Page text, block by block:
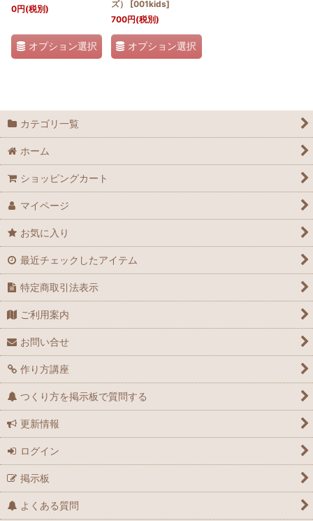
0円(税別)
オプション選択
ズ）
[001kids]
700円(税別)
オプション選択
カテゴリ一覧
ホーム
ショッピングカート
マイページ
お気に入り
最近チェックしたアイテム
特定商取引法表示
ご利用案内
お問い合せ
作り方講座
つくり方を掲示板で質問する
更新情報
ログイン
掲示板
よくある質問